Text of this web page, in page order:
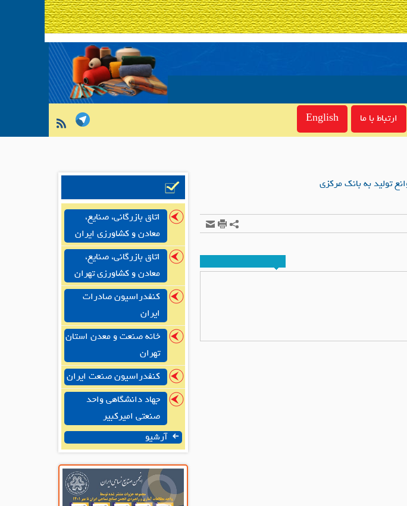
ارتباط با ما English
اتاق بازرگانی، صنایع،
معادن و کشاورزی ایران
اتاق بازرگانی، صنایع،
معادن و کشاورزی تهران
کنفدراسیون صادرات
ایران
خانه صنعت و معدن استان
تهران
کنفدراسیون صنعت ایران
جهاد دانشگاهی واحد
صنعتی امیرکبیر
آرشیو